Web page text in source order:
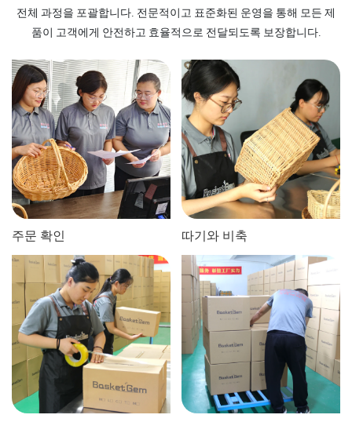
전체 과정을 포괄합니다. 전문적이고 표준화된 운영을 통해 모든 제
품이 고객에게 안전하고 효율적으로 전달되도록 보장합니다.
주문 확인 따기와 비축